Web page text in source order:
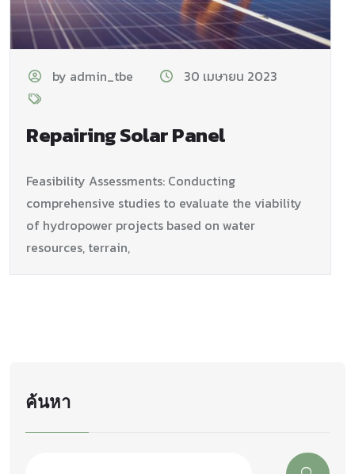
by admin_tbe 30 เมษายน 2023
Repairing Solar Panel
Feasibility Assessments: Conducting
comprehensive studies to evaluate the viability
of hydropower projects based on water
resources, terrain,
ค้นหา